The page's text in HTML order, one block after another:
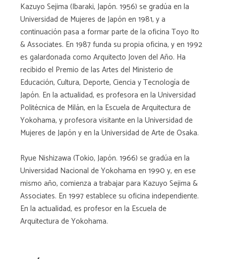
Kazuyo Sejima (Ibaraki, Japón. 1956) se gradúa en la
Universidad de Mujeres de Japón en 1981, y a
continuación pasa a formar parte de la oficina Toyo Ito
& Associates. En 1987 funda su propia oficina, y en 1992
es galardonada como Arquitecto Joven del Año. Ha
recibido el Premio de las Artes del Ministerio de
Educación, Cultura, Deporte, Ciencia y Tecnología de
Japón. En la actualidad, es profesora en la Universidad
Politécnica de Milán, en la Escuela de Arquitectura de
Yokohama, y profesora visitante en la Universidad de
Mujeres de Japón y en la Universidad de Arte de Osaka.
Ryue Nishizawa (Tokio, Japón. 1966) se gradúa en la
Universidad Nacional de Yokohama en 1990 y, en ese
mismo año, comienza a trabajar para Kazuyo Sejima &
Associates. En 1997 establece su oficina independiente.
En la actualidad, es profesor en la Escuela de
Arquitectura de Yokohama.